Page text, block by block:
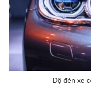
Độ đèn xe